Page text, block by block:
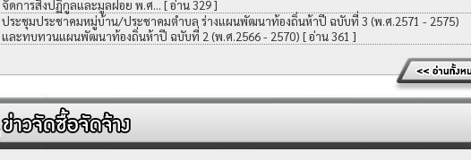
จัดการสิ่งปฏิกูลและมูลฝอย พ.ศ... [ อ่าน 329 ]
ประชุมประชาคมหมู่บ้าน/ประชาคมตำบล ร่างแผนพัฒนาท้องถิ่นห้าปี ฉบับที่ 3 (พ.ศ.2571 - 2575)
และทบทวนแผนพัฒนาท้องถิ่นห้าปี ฉบับที่ 2 (พ.ศ.2566 - 2570) [ อ่าน 361 ]